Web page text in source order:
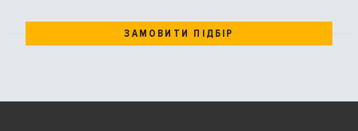
ЗАМОВИТИ ПІДБІР